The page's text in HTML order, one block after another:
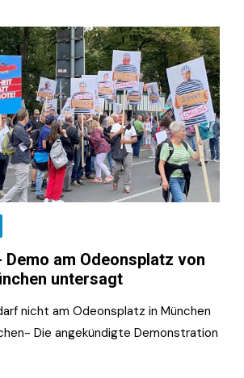
Demo am Odeonsplatz von
untersagt
nicht am Odeonsplatz in München
Die angekündigte Demonstration